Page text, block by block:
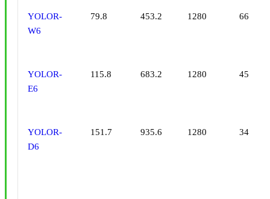
YOLOR-
W6
79.8 453.2 1280 66
YOLOR-
E6
115.8 683.2 1280 45
YOLOR-
D6
151.7 935.6 1280 34